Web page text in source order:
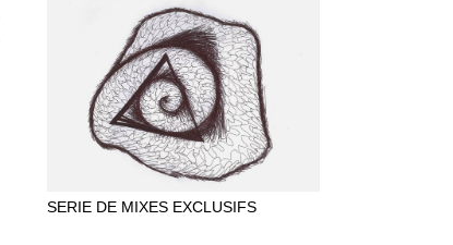
SERIE DE MIXES EXCLUSIFS